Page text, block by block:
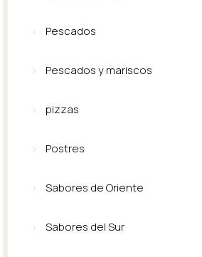
Pescados
Pescados y mariscos
pizzas
Postres
Sabores de Oriente
Sabores del Sur